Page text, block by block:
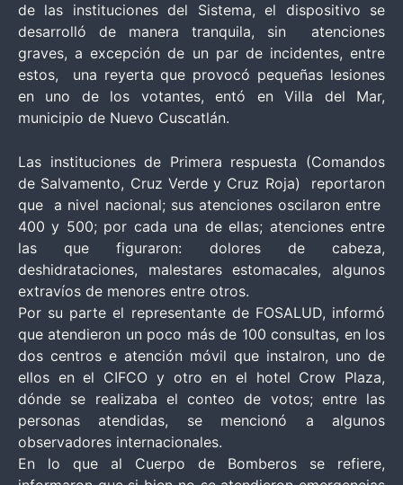
de las instituciones del Sistema, el dispositivo se
desarrolló de manera tranquila, sin atenciones
graves, a excepción de un par de incidentes, entre
estos, una reyerta que provocó pequeñas lesiones
en uno de los votantes, entó en Villa del Mar,
municipio de Nuevo Cuscatlán.
Las instituciones de Primera respuesta (Comandos
de Salvamento, Cruz Verde y Cruz Roja) reportaron
que a nivel nacional; sus atenciones oscilaron entre
400 y 500; por cada una de ellas; atenciones entre
las que figuraron: dolores de cabeza,
deshidrataciones, malestares estomacales, algunos
extravíos de menores entre otros.
Por su parte el representante de FOSALUD, informó
que atendieron un poco más de 100 consultas, en los
dos centros e atención móvil que instalron, uno de
ellos en el CIFCO y otro en el hotel Crow Plaza,
dónde se realizaba el conteo de votos; entre las
personas atendidas, se mencionó a algunos
observadores internacionales.
En lo que al Cuerpo de Bomberos se refiere,